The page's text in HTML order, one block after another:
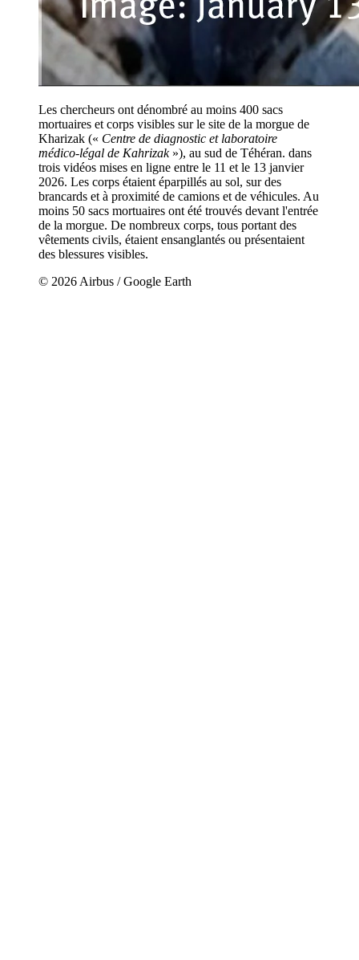
Les chercheurs ont dénombré au moins 400 sacs
mortuaires et corps visibles sur le site de la morgue de
Kharizak (« Centre de diagnostic et laboratoire
médico-légal de Kahrizak»), au sud de Téhéran. dans
trois vidéos mises en ligne entre le 11 et le 13 janvier
2026. Les corps étaient éparpillés au sol, sur des
brancards et à proximité de camions et de véhicules. Au
moins 50 sacs mortuaires ont été trouvés devant l'entrée
de la morgue. De nombreux corps, tous portant des
vêtements civils, étaient ensanglantés ou présentaient
des blessures visibles.
© 2026 Airbus / Google Earth